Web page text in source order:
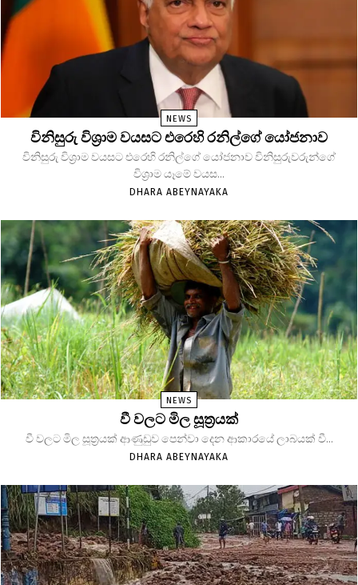
NEWS
විනිසුරු විශ්‍රාම වයසට එරෙහි රනිල්ගේ යෝජනාව
විනිසුරු විශ්‍රාම වයසට එරෙහි රනිල්ගේ යෝජනාව විනිසුරුවරුන්ගේ
විශ්‍රාම යෑමේ වයස...
DHARA ABEYNAYAKA
NEWS
වී වලට මිල සූත්‍රයක්
වී වලට මිල සූත්‍රයක් ආණුඩුව පෙන්වා දෙන ආකාරයේ ලාබයක් වී...
DHARA ABEYNAYAKA